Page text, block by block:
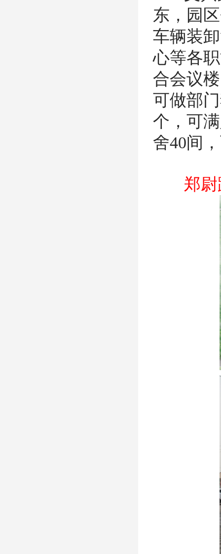
东，园
车辆装
心等各
合会议
可做部
个，可
舍40间
郑尉